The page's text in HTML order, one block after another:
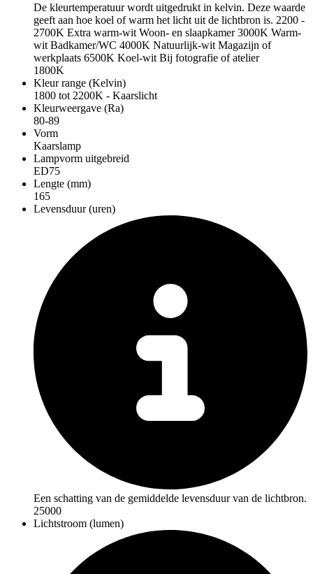
De kleurtemperatuur wordt uitgedrukt in kelvin. Deze waarde
geeft aan hoe koel of warm het licht uit de lichtbron is. 2200 -
2700K Extra warm-wit Woon- en slaapkamer 3000K Warm-
wit Badkamer/WC 4000K Natuurlijk-wit Magazijn of
werkplaats 6500K Koel-wit Bij fotografie of atelier
1800K
Kleur range (Kelvin)
1800 tot 2200K - Kaarslicht
Kleurweergave (Ra)
80-89
Vorm
Kaarslamp
Lampvorm uitgebreid
ED75
Lengte (mm)
165
Levensduur (uren)
Een schatting van de gemiddelde levensduur van de lichtbron.
25000
Lichtstroom (lumen)